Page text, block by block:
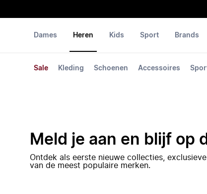
Dames Heren
Sale Kleding Schoenen Accessoires
Kids Sport Brands
Meld je aan en blijf op
Ontdek als eerste nieuwe collecties,
van de meest populaire merken.